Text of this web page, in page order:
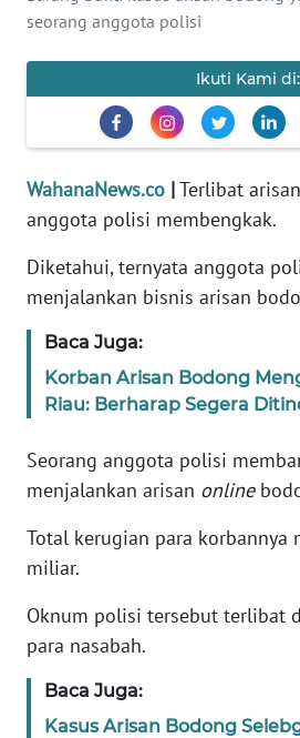
seorang anggota polisi
Ikuti Kami di:
WahanaNews.co |Terlibat
anggota polisi membengkak.
Diketahui, ternyata anggota
menjalankan bisnis arisan
Baca Juga:
Korban Arisan Bodong
Riau: Berharap Segera
Seorang anggota polisi
menjalankan arisan online
Total kerugian para korbannya
miliar.
Oknum polisi tersebut terlibat
para nasabah.
Baca Juga:
Kasus Arisan Bodong
Informasi
INDEKS
BERITA
KAMI
IKLAN
KAMI
PEDOMAN
MEDIA
SIBER